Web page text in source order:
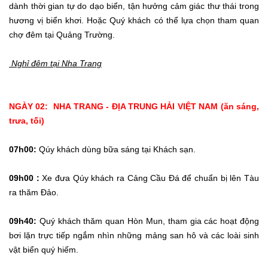
dành thời gian tự do dạo biển, tận hưởng cảm giác thư thái trong
hương vị biển khơi. Hoặc Quý khách có thể lựa chọn tham quan
chợ đêm tại Quảng Trường.
Nghỉ đêm tại Nha Trang
NGÀY 02: NHA TRANG - ĐỊA TRUNG HẢI VIỆT NAM (ăn sáng,
trưa, tối)
07h00: Qúy khách dùng bữa sáng tại Khách sạn.
09h00 : Xe đưa Qúy khách ra Cảng Cầu Đá để chuẩn bị lên Tàu
ra thăm Đảo.
09h40: Quý khách thăm quan Hòn Mun, tham gia các hoạt động
bơi lặn trực tiếp ngắm nhìn những mảng san hô và các loài sinh
vật biển quý hiếm.